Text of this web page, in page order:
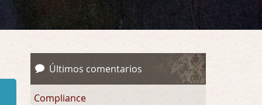
Últimos comentarios
Compliance